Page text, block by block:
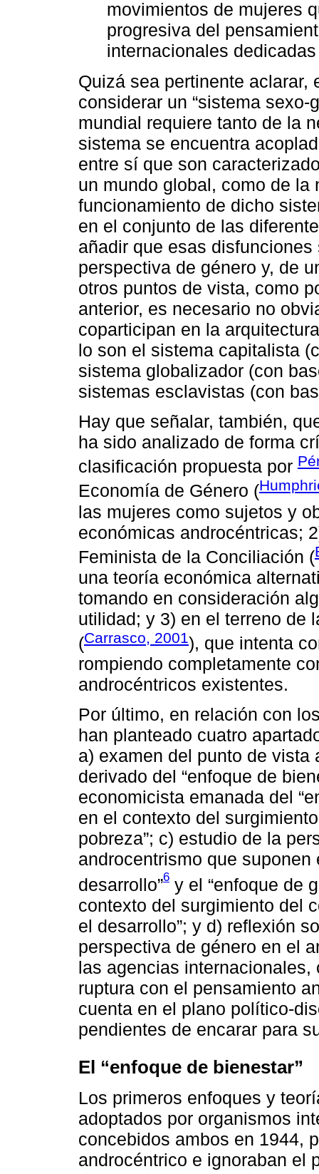
movimientos de mujeres
progresiva del
internacionales
Quizá sea pertinente aclarar,
considerar un “sistema
mundial requiere tanto de la
sistema se encuentra
entre sí que son
un mundo global, como de
funcionamiento de dicho
en el conjunto de las
añadir que esas
perspectiva de género y, de
otros puntos de vista, como
anterior, es necesario no
coparticipan en la
lo son el sistema capitalista
sistema globalizador (con
sistemas esclavistas (con
Hay que señalar, también,
ha sido analizado de forma
clasificación propuesta por
Economía de Género (
las mujeres como sujetos y
económicas androcéntricas;
Feminista de la Conciliación (
una teoría económica
tomando en consideración
utilidad; y 3) en el terreno de
(Carrasco, 2001), que intenta
rompiendo completamente
androcéntricos existentes.
Por último, en relación con
han planteado cuatro
a) examen del punto de
derivado del “enfoque de
economicista emanada del
en el contexto del
pobreza”; c) estudio de la
androcentrismo que suponen
desarrollo”6 y el “enfoque de
contexto del surgimiento del
el desarrollo”; y d) reflexión
perspectiva de género en el
las agencias
ruptura con el pensamiento
cuenta en el plano político-
pendientes de encarar para
El “enfoque de bienestar”
Los primeros enfoques y
adoptados por organismos
concebidos ambos en 1944,
androcéntrico e ignoraban el